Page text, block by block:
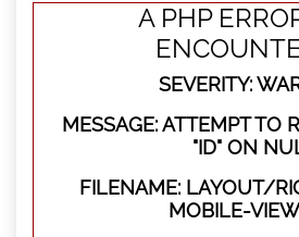
A PHP
SEVERITY:
MESSAGE: ATTEMPT TO
"ID" ON
FILENAME: LAYOUT/
MOBILE-